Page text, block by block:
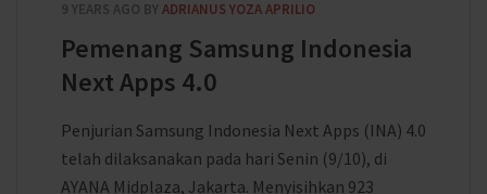
9 YEARS AGO BY ADRIANUS YOZA APRILIO
Pemenang Samsung Indonesia
Next Apps 4.0
Penjurian Samsung Indonesia Next Apps (INA) 4.0
telah dilaksanakan pada hari Senin (9/10), di
AYANA Midplaza, Jakarta. Menyisihkan 923